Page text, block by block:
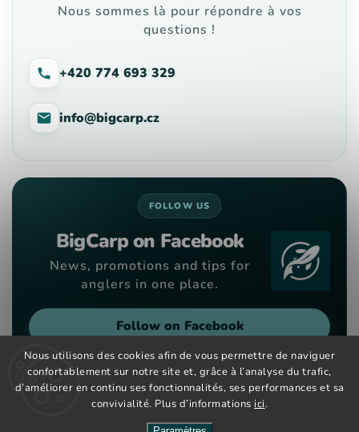
Nous utilisons des cookies afin de vous permettre de naviguer
confortablement sur notre site et, grâce à l’analyse du trafic,
d’améliorer en continu ses fonctionnalités, ses performances et sa
convivialité. Plus d’informations ici.
Nous sommes là pour répondre à vos
questions !
+420 774 693 329
info@bigcarp.cz
FOLLOW US
BigCarp on Facebook
News, promotions and tips for
anglers in one place.
Follow on Facebook
Copyright 2026Big Carp. Tous droits réservés.
VytvořilShoptet| Design